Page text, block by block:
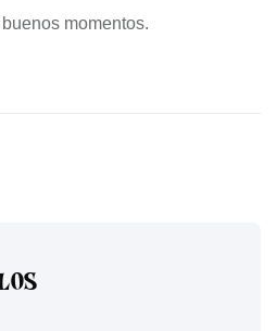
momentos.